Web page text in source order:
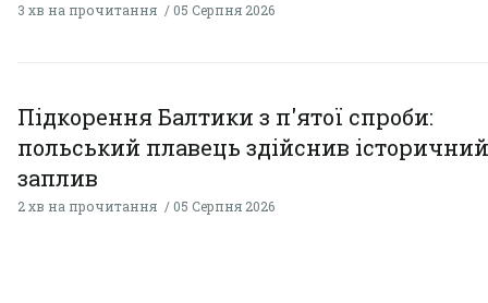
3 хв на прочитання 05 Серпня 2026
Підкорення Балтики з п'ятої спроби:
польський плавець здійснив історичний
заплив
2 хв на прочитання 05 Серпня 2026